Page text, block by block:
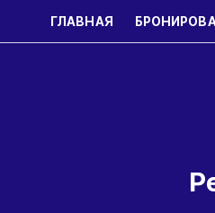
ГЛАВНАЯ